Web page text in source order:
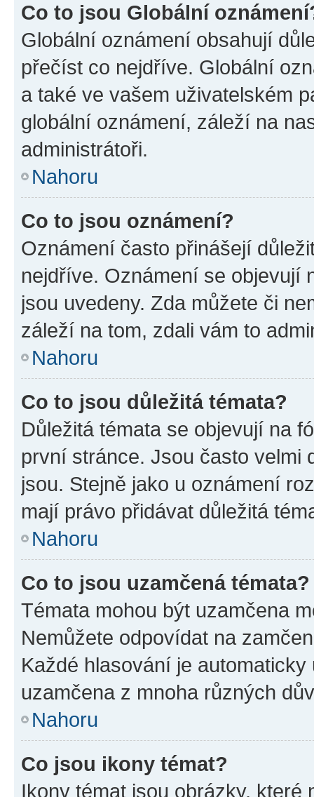
Co to jsou Globální
Globální oznámení obsahují
přečíst co nejdříve. Globální
a také ve vašem uživatelském
globální oznámení, záleží na
administrátoři.
Nahoru
Co to jsou oznámení?
Oznámení často přinášejí
nejdříve. Oznámení se objevují
jsou uvedeny. Zda můžete či
záleží na tom, zdali vám to
Nahoru
Co to jsou důležitá témata?
Důležitá témata se objevují na
první stránce. Jsou často velmi
jsou. Stejně jako u oznámení
mají právo přidávat důležitá
Nahoru
Co to jsou uzamčená témata?
Témata mohou být uzamčena
Nemůžete odpovídat na
Každé hlasování je
uzamčena z mnoha různých
Nahoru
Co jsou ikony témat?
Ikony témat jsou obrázky,